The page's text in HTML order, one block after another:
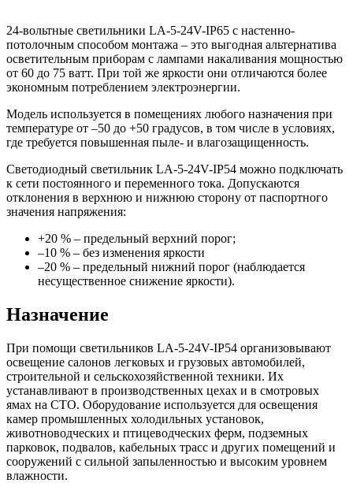
24-вольтные светильники LA-5-24V-IP65 с настенно-
потолочным способом монтажа – это выгодная альтернатива
осветительным приборам с лампами накаливания мощностью
от 60 до 75 ватт. При той же яркости они отличаются более
экономным потреблением электроэнергии.
Модель используется в помещениях любого назначения при
температуре от –50 до +50 градусов, в том числе в условиях,
где требуется повышенная пыле- и влагозащищенность.
Светодиодный светильник LA-5-24V-IP54 можно подключать
к сети постоянного и переменного тока. Допускаются
отклонения в верхнюю и нижнюю сторону от паспортного
значения напряжения:
+20 % – предельный верхний порог;
–10 % – без изменения яркости
–20 % – предельный нижний порог (наблюдается
несущественное снижение яркости).
Назначение
При помощи светильников LA-5-24V-IP54 организовывают
освещение салонов легковых и грузовых автомобилей,
строительной и сельскохозяйственной техники. Их
устанавливают в производственных цехах и в смотровых
ямах на СТО. Оборудование используется для освещения
камер промышленных холодильных установок,
животноводческих и птицеводческих ферм, подземных
парковок, подвалов, кабельных трасс и других помещений и
сооружений с сильной запыленностью и высоким уровнем
влажности.